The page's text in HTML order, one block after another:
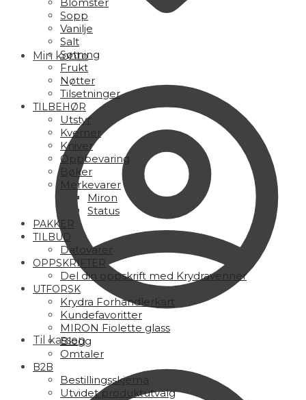
Min konto
Til kassen
Sopp
Vanilje
Salt
Søtning
Frukt
Nøtter
Tilsetninger
TILBEHØR
Utstyr
Kverner
Kniver
Oppbevaring
Bøker
Merkevarer
Miron
Status
PAKKER
TILBUD
Datovarer
OPPSKRIFTER
Del din oppskrift med Krydravenner
UTFORSK
Krydra Forhandlerkart
Kundefavoritter
MIRON Fiolette glass
Blogg
Omtaler
B2B
Bestillingsskjema
Utvidet produktutvalg